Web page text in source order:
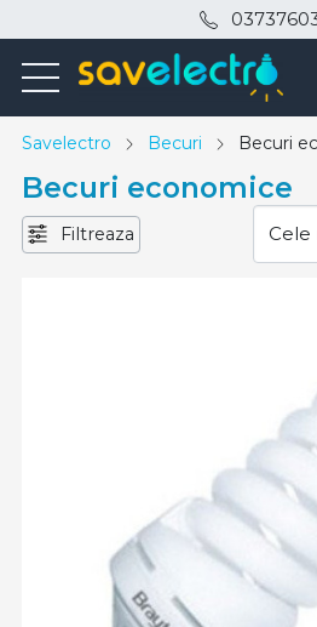
Savelectro Becuri Becuri
Becuri economice
Filtreaza